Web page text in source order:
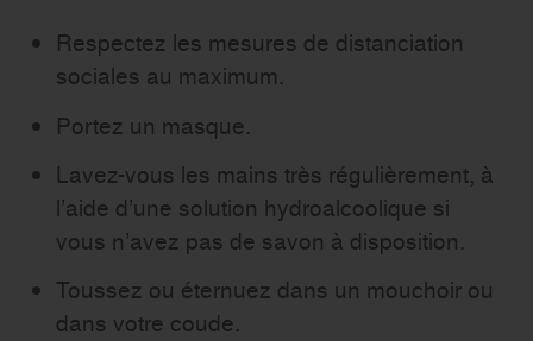
Respectez les mesures de distanciation
sociales au maximum.
Portez un masque.
Lavez-vous les mains très régulièrement, à
l’aide d’une solution hydroalcoolique si
vous n’avez pas de savon à disposition.
Toussez ou éternuez dans un mouchoir ou
dans votre coude.